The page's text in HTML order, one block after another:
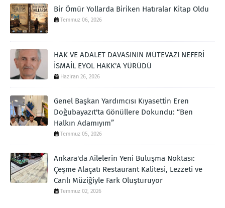
Bir Ömür Yollarda Biriken Hatıralar Kitap Oldu
Temmuz 06, 2026
HAK VE ADALET DAVASININ MÜTEVAZI NEFERİ
İSMAİL EYOL HAKK'A YÜRÜDÜ
Haziran 26, 2026
Genel Başkan Yardımcısı Kıyasettin Eren
Doğubayazıt'ta Gönüllere Dokundu: “Ben
Halkın Adamıyım”
Temmuz 05, 2026
Ankara'da Ailelerin Yeni Buluşma Noktası:
Çeşme Alaçatı Restaurant Kalitesi, Lezzeti ve
Canlı Müziğiyle Fark Oluşturuyor
Temmuz 02, 2026